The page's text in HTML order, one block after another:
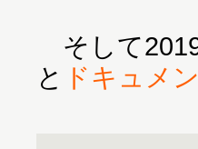
そして2019
と ドキュメ